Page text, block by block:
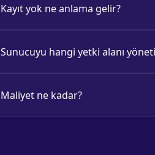
Kayıt yok ne anlama gelir?
Sunucuyu hangi yetki alanı
Maliyet ne kadar?